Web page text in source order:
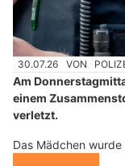
30.07.26 VON
Am
einem
verletzt.
Das Mädchen